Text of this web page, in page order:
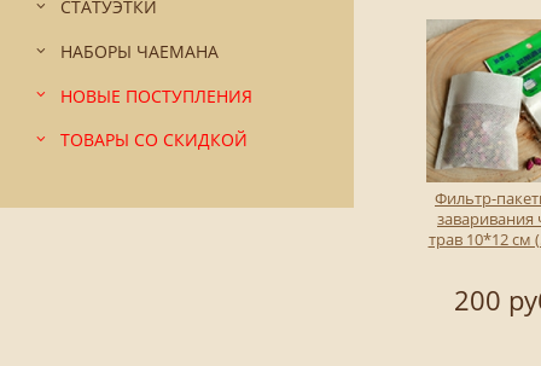
СТАТУЭТКИ
НАБОРЫ ЧАЕМАНА
НОВЫЕ ПОСТУПЛЕНИЯ
ТОВАРЫ СО СКИДКОЙ
Фильтр-
заваривания
трав 10*12 см
200